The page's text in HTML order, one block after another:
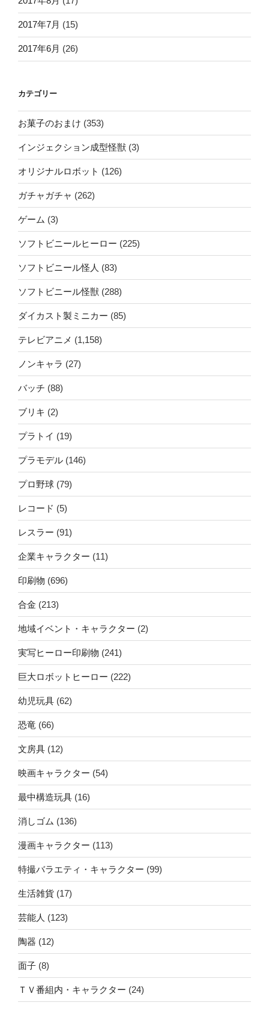
2017年7月 (15)
2017年6月 (26)
カテゴリー
お菓子のおまけ (353)
インジェクション成型怪獣 (3)
オリジナルロボット (126)
ガチャガチャ (262)
ゲーム (3)
ソフトビニールヒーロー (225)
ソフトビニール怪人 (83)
ソフトビニール怪獣 (288)
ダイカスト製ミニカー (85)
テレビアニメ (1,158)
ノンキャラ (27)
バッチ (88)
ブリキ (2)
プラトイ (19)
プラモデル (146)
プロ野球 (79)
レコード (5)
レスラー (91)
企業キャラクター (11)
印刷物 (696)
合金 (213)
地域イベント・キャラクター (2)
実写ヒーロー印刷物 (241)
巨大ロボットヒーロー (222)
幼児玩具 (62)
恐竜 (66)
文房具 (12)
映画キャラクター (54)
最中構造玩具 (16)
消しゴム (136)
漫画キャラクター (113)
特撮バラエティ・キャラクター (99)
生活雑貨 (17)
芸能人 (123)
陶器 (12)
面子 (8)
ＴＶ番組内・キャラクター (24)